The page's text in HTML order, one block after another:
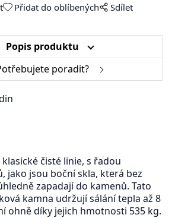
Přidat do oblíbených Sdílet
Popis produktu
poradit?
čisté linie, s řadou
jako jsou boční skla, která bez
zapadají do kamenů. Tato
kamna udržují sálání tepla až 8
ohně díky jejich hmotnosti 535 kg.